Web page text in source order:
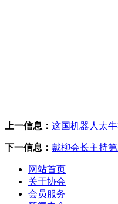
上一信息： 这国机器人太
下一信息： 戴柳会长主持
网站首页
关于协会
会员服务